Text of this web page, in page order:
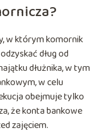
w którym komornik
dług od
dłużnika, w tym
w celu
obejmuje tylko
że konta bankowe
zajęciem.